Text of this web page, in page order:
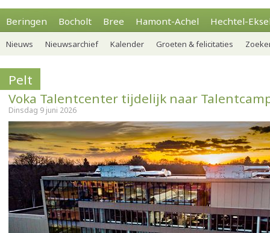
Beringen Bocholt Bree Hamont-Achel Hechtel-
Nieuws Nieuwsarchief Kalender Groeten & felicitaties
Pelt
Voka Talentcenter tijdelijk naar
Dinsdag 9 juni 2026